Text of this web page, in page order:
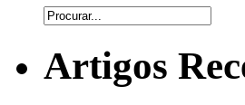
Artigos